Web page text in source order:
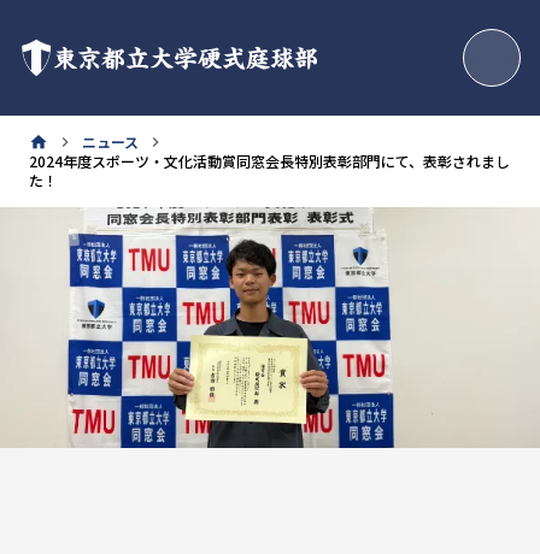
東京都立大学硬式庭球部
home keyboard_arrow_right ニュース keyboard_arrow_right
2024年度スポーツ・文化活動賞同窓会長特別表彰部門にて、表彰されまし
た！